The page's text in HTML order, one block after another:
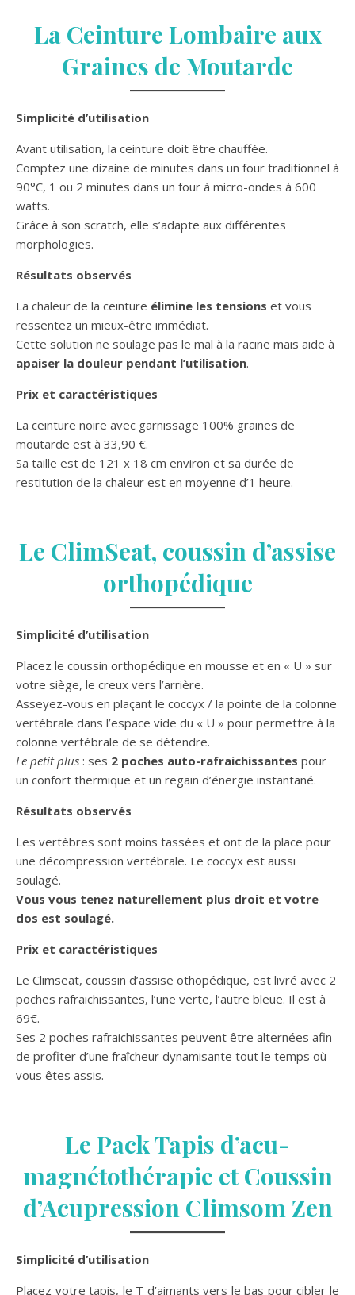
La Ceinture Lombaire aux
Graines de Moutarde
Simplicité d’utilisation
Avant utilisation, la ceinture doit être chauffée.
Comptez une dizaine de minutes dans un four traditionnel à
90°C, 1 ou 2 minutes dans un four à micro-ondes à 600
watts.
Grâce à son scratch, elle s’adapte aux différentes
morphologies.
Résultats observés
La chaleur de la ceinture élimine les tensions et vous
ressentez un mieux-être immédiat.
Cette solution ne soulage pas le mal à la racine mais aide à
apaiser la douleur pendant l’utilisation.
Prix et caractéristiques
La ceinture noire avec garnissage 100% graines de
moutarde est à 33,90 €.
Sa taille est de 121 x 18 cm environ et sa durée de
restitution de la chaleur est en moyenne d’1 heure.
Le ClimSeat, coussin d’assise
orthopédique
Simplicité d’utilisation
Placez le coussin orthopédique en mousse et en « U » sur
votre siège, le creux vers l’arrière.
Asseyez-vous en plaçant le coccyx / la pointe de la colonne
vertébrale dans l’espace vide du « U » pour permettre à la
colonne vertébrale de se détendre.
Le petit plus : ses 2 poches auto-rafraichissantes pour
un confort thermique et un regain d’énergie instantané.
Résultats observés
Les vertèbres sont moins tassées et ont de la place pour
une décompression vertébrale. Le coccyx est aussi
soulagé.
Vous vous tenez naturellement plus droit et votre
dos est soulagé.
Prix et caractéristiques
Le Climseat, coussin d’assise othopédique, est livré avec 2
poches rafraichissantes, l’une verte, l’autre bleue. Il est à
69€.
Ses 2 poches rafraichissantes peuvent être alternées afin
de profiter d’une fraîcheur dynamisante tout le temps où
vous êtes assis.
Le Pack Tapis d’acu-
magnétothérapie et Coussin
d’Acupression Climsom Zen
Simplicité d’utilisation
Placez votre tapis, le T d’aimants vers le bas pour cibler le